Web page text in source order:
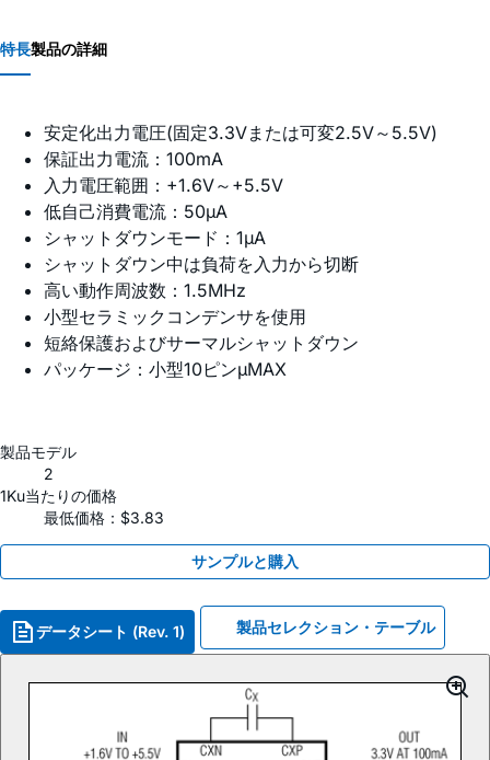
特長製品の詳細
安定化出力電圧(固定3.3Vまたは可変2.5V～5.5V)
保証出力電流：100mA
入力電圧範囲：+1.6V～+5.5V
低自己消費電流：50µA
シャットダウンモード：1µA
シャットダウン中は負荷を入力から切断
高い動作周波数：1.5MHz
小型セラミックコンデンサを使用
短絡保護およびサーマルシャットダウン
パッケージ：小型10ピンµMAX
製品モデル
2
1Ku当たりの価格
最低価格：$3.83
サンプルと購入
データシート (Rev. 1) 製品セレクション・テーブル